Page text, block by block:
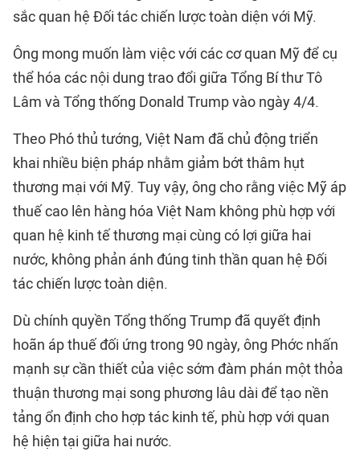
sắc quan hệ Đối tác chiến lược toàn diện với Mỹ.
Ông mong muốn làm việc với các cơ quan Mỹ để cụ
thể hóa các nội dung trao đổi giữa Tổng Bí thư Tô
Lâm và Tổng thống Donald Trump vào ngày 4/4.
Theo Phó thủ tướng, Việt Nam đã chủ động triển
khai nhiều biện pháp nhằm giảm bớt thâm hụt
thương mại với Mỹ. Tuy vậy, ông cho rằng việc Mỹ áp
thuế cao lên hàng hóa Việt Nam không phù hợp với
quan hệ kinh tế thương mại cùng có lợi giữa hai
nước, không phản ánh đúng tinh thần quan hệ Đối
tác chiến lược toàn diện.
Dù chính quyền Tổng thống Trump đã quyết định
hoãn ápthuế đối ứng trong 90 ngày, ông Phớc nhấn
mạnh sự cần thiết của việc sớm đàm phán một thỏa
thuận thương mại song phương lâu dài để tạo nền
tảng ổn định cho hợp tác kinh tế, phù hợp với quan
hệ hiện tại giữa hai nước.